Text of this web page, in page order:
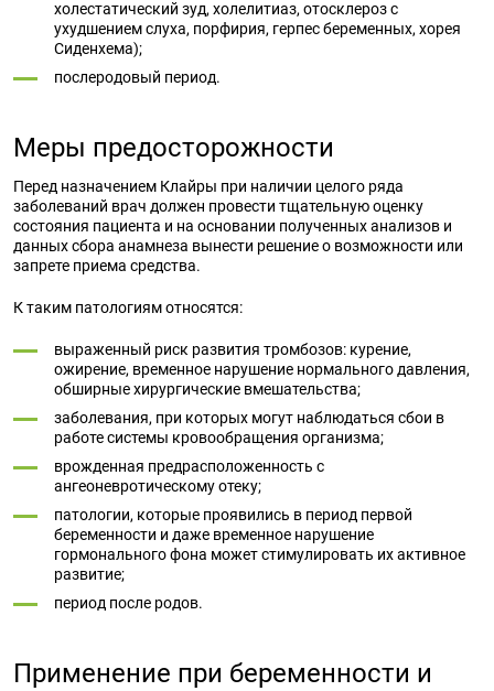
холестатический зуд, холелитиаз, отосклероз с
ухудшением слуха, порфирия, герпес беременных, хорея
Сиденхема);
послеродовый период.
Меры предосторожности
Перед назначением Клайры при наличии целого ряда
заболеваний врач должен провести тщательную оценку
состояния пациента и на основании полученных анализов и
данных сбора анамнеза вынести решение о возможности или
запрете приема средства.
К таким патологиям относятся:
выраженный риск развития тромбозов: курение,
ожирение, временное нарушение нормального давления,
обширные хирургические вмешательства;
заболевания, при которых могут наблюдаться сбои в
работе системы кровообращения организма;
врожденная предрасположенность с
ангеоневротическому отеку;
патологии, которые проявились в период первой
беременности и даже временное нарушение
гормонального фона может стимулировать их активное
развитие;
период после родов.
Применение при беременности и